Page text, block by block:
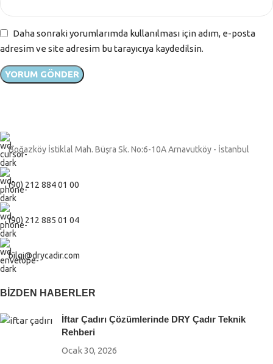
Daha sonraki yorumlarımda kullanılması için adım, e-posta
adresim ve site adresim bu tarayıcıya kaydedilsin.
Boğazköy İstiklal Mah. Büşra Sk. No:6-10A Arnavutköy - İstanbul
(90) 212 884 01 00
(90) 212 885 01 04
bilgi@drycadir.com
BIZDEN HABERLER
İftar Çadırı Çözümlerinde DRY Çadır Teknik
Rehberi
Ocak 30, 2026